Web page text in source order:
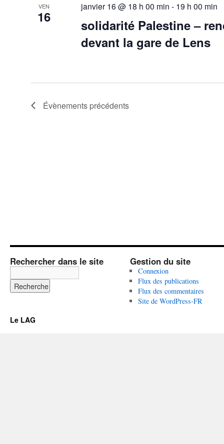
VEN
16
solidarité Palestine –
devant la gare de Lens
janvier 16 @ 18 h 00 min - 19 h 00 min
Évènements précédents
Rechercher dans le site Gestion du site
Connexion
Flux des publications
Flux des commentaires
Site de WordPress-FR
Le LAG